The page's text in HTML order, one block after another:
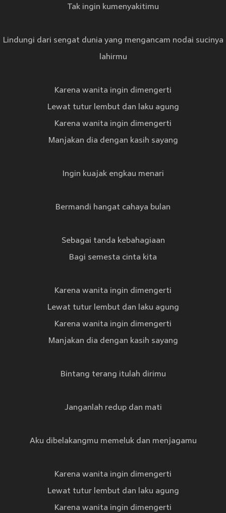
Tak ingin kumenyakitimu
Lindungi dari sengat dunia yang mengancam nodai sucinya
lahirmu
Karena wanita ingin dimengerti
Lewat tutur lembut dan laku agung
Karena wanita ingin dimengerti
Manjakan dia dengan kasih sayang
Ingin kuajak engkau menari
Bermandi hangat cahaya bulan
Sebagai tanda kebahagiaan
Bagi semesta cinta kita
Karena wanita ingin dimengerti
Lewat tutur lembut dan laku agung
Karena wanita ingin dimengerti
Manjakan dia dengan kasih sayang
Bintang terang itulah dirimu
Janganlah redup dan mati
Aku dibelakangmu memeluk dan menjagamu
Karena wanita ingin dimengerti
Lewat tutur lembut dan laku agung
Karena wanita ingin dimengerti